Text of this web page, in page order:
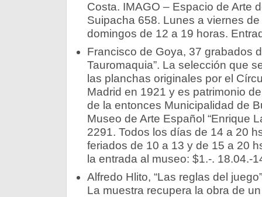
Costa. IMAGO – Espacio de Arte
Suipacha 658. Lunes a viernes
domingos de 12 a 19 horas.
Francisco de Goya, 37 grabados
Tauromaquia”. La selección que
las planchas originales por el
Madrid en 1921 y es patrimonio
de la entonces Municipalidad de
Museo de Arte Español “Enrique
2291. Todos los días de 14 a 20
feriados de 10 a 13 y de 15 a 20
la entrada al museo: $1.-. 18.04.-
Alfredo Hlito, “Las reglas del
La muestra recupera la obra de